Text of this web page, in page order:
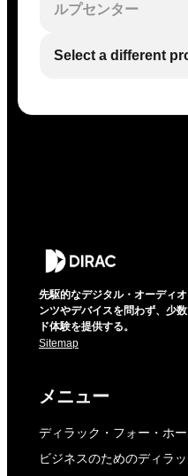
ルプセンター
Select a different
先駆的なデジタル・オーディ
ンツやデバイスを問わず、少
ド体験を提供する。
Sitemap
メニュー
ディラック・フォー・ホ
ビジネスのためのディラッ